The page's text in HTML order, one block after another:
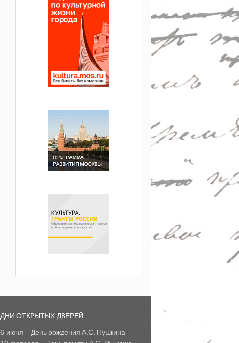
ДНИ ОТКРЫТЫХ ДВЕРЕЙ
6 июня – День рождения А.С. Пушкина